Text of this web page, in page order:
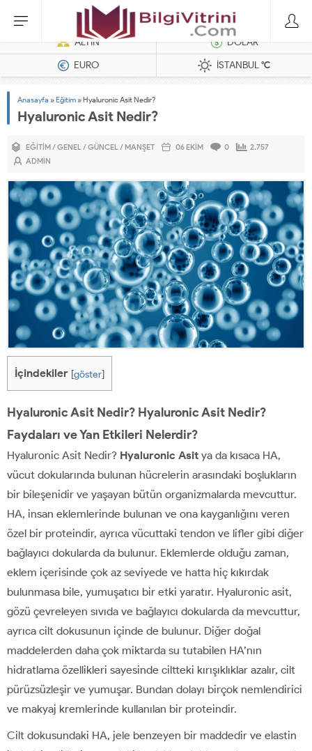
Dizel Jeneratörler
ALTIN
DOLAR
EURO
İSTANBUL°C
Anasayfa »Eğitim »Hyaluronic Asit Nedir?
Hyaluronic Asit Nedir?
EĞITIM/GENEL/GÜNCEL/ MANŞET 06 EKIM 0
2.757
ADMIN
İçindekiler [göster]
Hyaluronic Asit Nedir? Hyaluronic Asit Nedir?
Faydaları ve Yan Etkileri Nelerdir?
Hyaluronic Asit Nedir? Hyaluronic Asit ya da kısaca HA,
vücut dokularında bulunan hücrelerin arasındaki boşlukların
bir bileşenidir ve yaşayan bütün organizmalarda mevcuttur.
HA, insan eklemlerinde bulunan ve ona kayganlığını veren
özel bir proteindir, ayrıca vücuttaki tendon ve lifler gibi diğer
bağlayıcı dokularda da bulunur. Eklemlerde olduğu zaman,
eklem içerisinde çok az seviyede ve hatta hiç kıkırdak
bulunmasa bile, yumuşatıcı bir etki yaratır. Hyaluronic asit,
gözü çevreleyen sıvıda ve bağlayıcı dokularda da mevcuttur,
ayrıca cilt dokusunun içinde de bulunur. Diğer doğal
maddelerden daha çok miktarda su tutabilen HA’nın
hidratlama özellikleri sayesinde ciltteki kırışıklıklar azalır, cilt
pürüzsüzleşir ve yumuşar. Bundan dolayı birçok nemlendirici
ve makyaj kremlerinde kullanılan bir proteindir.
Cilt dokusundaki HA, jele benzeyen bir maddedir ve elastin